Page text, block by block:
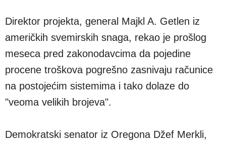
Direktor projekta, general Majkl A. Getlen iz
američkih svemirskih snaga, rekao je prošlog
meseca pred zakonodavcima da pojedine
procene troškova pogrešno zasnivaju računice
na postojećim sistemima i tako dolaze do
"veoma velikih brojeva".
Demokratski senator iz Oregona Džef Merkli,